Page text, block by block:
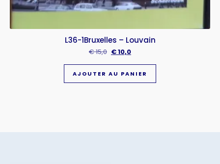
L36-1Bruxelles – Louvain
€15,0 €10,0
AJOUTER AU PANIER